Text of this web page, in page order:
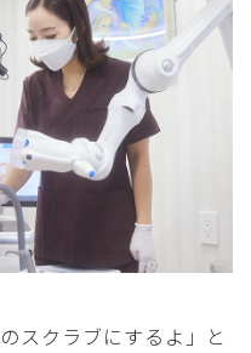
スクラブにするよ」と